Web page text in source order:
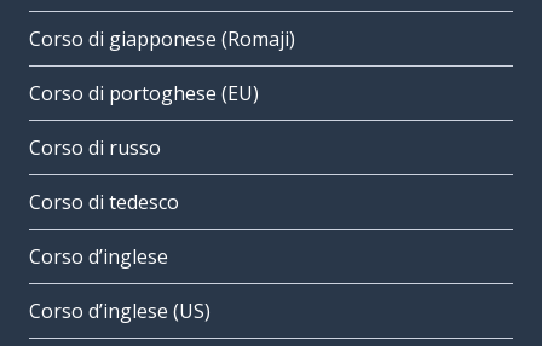
Corso di giapponese (Romaji)
Corso di portoghese (EU)
Corso di russo
Corso di tedesco
Corso d’inglese
Corso d’inglese (US)